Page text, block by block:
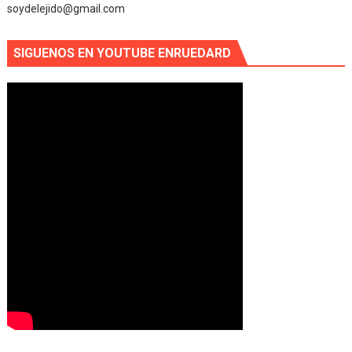
soydelejido@gmail.com
SIGUENOS EN YOUTUBE ENRUEDARD